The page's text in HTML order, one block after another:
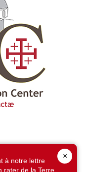
×
à notre lettre
rater de la Terre